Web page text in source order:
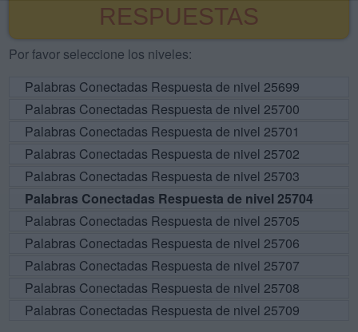
RESPUESTAS
Por favor seleccione los niveles:
Palabras Conectadas Respuesta de nivel 25699
Palabras Conectadas Respuesta de nivel 25700
Palabras Conectadas Respuesta de nivel 25701
Palabras Conectadas Respuesta de nivel 25702
Palabras Conectadas Respuesta de nivel 25703
Palabras Conectadas Respuesta de nivel 25704
Palabras Conectadas Respuesta de nivel 25705
Palabras Conectadas Respuesta de nivel 25706
Palabras Conectadas Respuesta de nivel 25707
Palabras Conectadas Respuesta de nivel 25708
Palabras Conectadas Respuesta de nivel 25709